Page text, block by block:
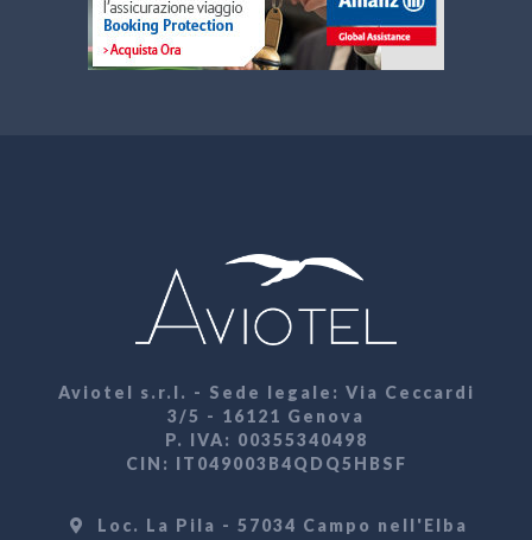
Aviotel s.r.l. - Sede legale: Via Ceccardi
3/5 - 16121 Genova
P. IVA: 00355340498
CIN: IT049003B4QDQ5HBSF
Loc. La Pila - 57034 Campo nell'Elba